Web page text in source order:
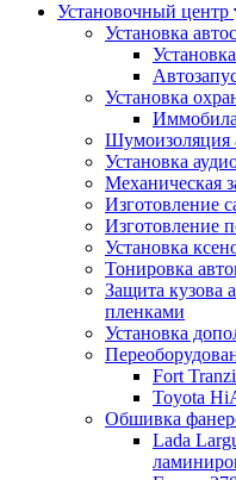
Установочный центр
Установка
Установка
Шумоизоляция
Установка
Механическая
Изготовление
Изготовление
Установка
Тонировка
Защита кузова
пленками
Установка
Fort
Toyota
Обшивка
Lada